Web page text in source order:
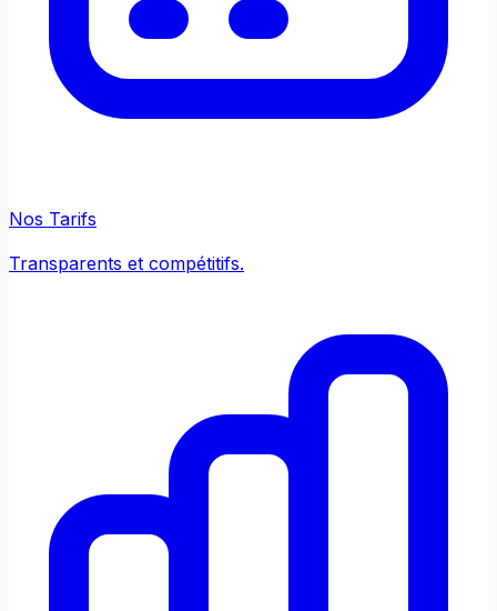
Nos Tarifs
Transparents et compétitifs.